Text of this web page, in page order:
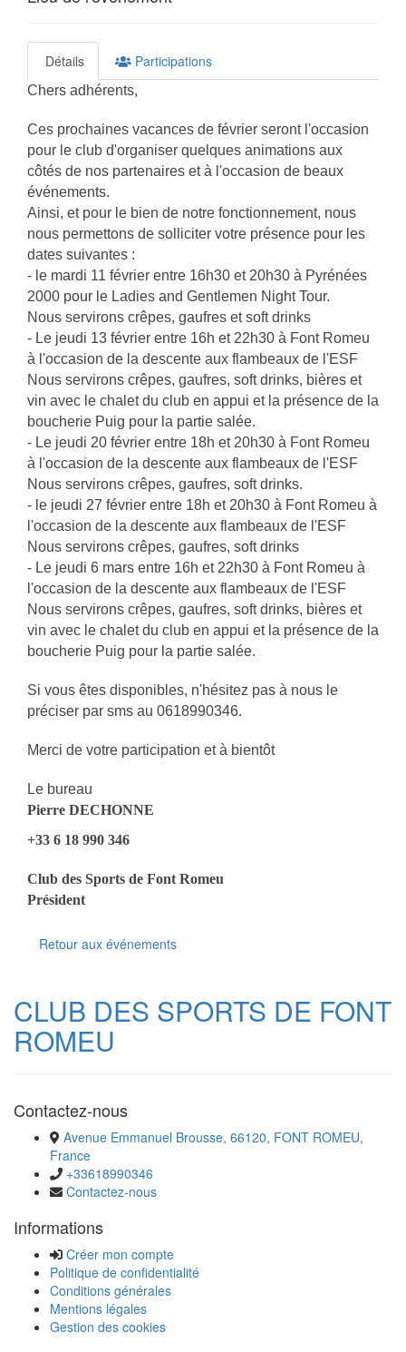
Détails Participations
Chers adhérents,
Ces prochaines vacances de février seront l'occasion
pour le club d'organiser quelques animations aux
côtés de nos partenaires et à l'occasion de beaux
événements.
Ainsi, et pour le bien de notre fonctionnement, nous
nous permettons de solliciter votre présence pour les
dates suivantes :
- le mardi 11 février entre 16h30 et 20h30 à Pyrénées
2000 pour le Ladies and Gentlemen Night Tour.
Nous servirons crêpes, gaufres et soft drinks
- Le jeudi 13 février entre 16h et 22h30 à Font Romeu
à l'occasion de la descente aux flambeaux de l'ESF
Nous servirons crêpes, gaufres, soft drinks, bières et
vin avec le chalet du club en appui et la présence de la
boucherie Puig pour la partie salée.
- Le jeudi 20 février entre 18h et 20h30 à Font Romeu
à l'occasion de la descente aux flambeaux de l'ESF
Nous servirons crêpes, gaufres, soft drinks.
- le jeudi 27 février entre 18h et 20h30 à Font Romeu à
l'occasion de la descente aux flambeaux de l'ESF
Nous servirons crêpes, gaufres, soft drinks
- Le jeudi 6 mars entre 16h et 22h30 à Font Romeu à
l'occasion de la descente aux flambeaux de l'ESF
Nous servirons crêpes, gaufres, soft drinks, bières et
vin avec le chalet du club en appui et la présence de la
boucherie Puig pour la partie salée.
Si vous êtes disponibles, n'hésitez pas à nous le
préciser par sms au 0618990346.
Merci de votre participation et à bientôt
Le bureau
Pierre DECHONNE
+33 6 18 990 346
Club des Sports de Font Romeu
Président
Retour aux événements
CLUB DES SPORTS DE FONT
ROMEU
Contactez-nous
Avenue Emmanuel Brousse, 66120, FONT ROMEU,
France
+33618990346
Contactez-nous
Informations
Créer mon compte
Politique de confidentialité
Conditions générales
Mentions légales
Gestion des cookies